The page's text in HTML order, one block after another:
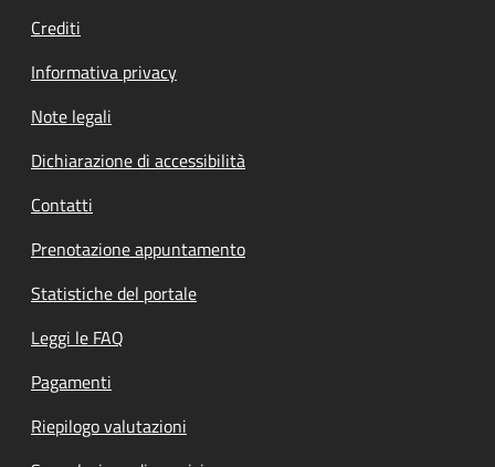
Crediti
Informativa privacy
Note legali
Dichiarazione di accessibilità
Contatti
Prenotazione appuntamento
Statistiche del portale
Leggi le FAQ
Pagamenti
Riepilogo valutazioni